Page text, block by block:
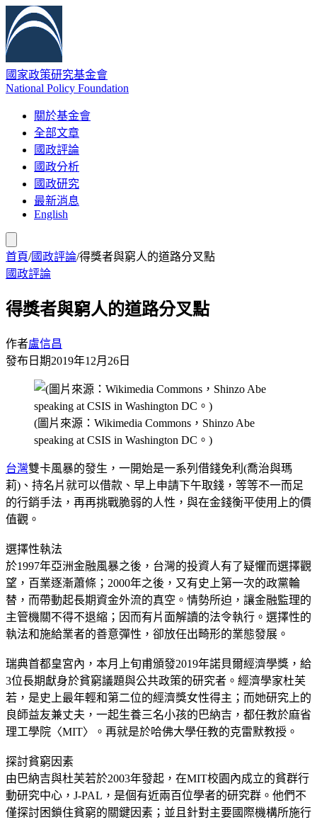
國家政策研究基金會
National Policy Foundation
關於基金會
全部文章
國政評論
國政分析
國政研究
最新消息
English
首頁/國政評論/得獎者與窮人的道路分叉點
國政評論
得獎者與窮人的道路分叉點
作者盧信昌
發布日期2019年12月26日
(圖片來源：Wikimedia Commons，Shinzo Abe
speaking at CSIS in Washington DC。)
台灣雙卡風暴的發生，一開始是一系列借錢免利(喬治與瑪
莉)、持名片就可以借款、早上申請下午取錢，等等不一而足
的行銷手法，再再挑戰脆弱的人性，與在金錢衡平使用上的價
值觀。
選擇性執法
於1997年亞洲金融風暴之後，台灣的投資人有了疑懼而選擇觀
望，百業逐漸蕭條；2000年之後，又有史上第一次的政黨輪
替，而帶動起長期資金外流的真空。情勢所迫，讓金融監理的
主管機關不得不退縮；因而有片面解讀的法令執行。選擇性的
執法和施給業者的善意彈性，卻放任出畸形的業態發展。
瑞典首都皇宮內，本月上旬甫頒發2019年諾貝爾經濟學獎，給
3位長期獻身於貧窮議題與公共政策的研究者。經濟學家杜芙
若，是史上最年輕和第二位的經濟獎女性得主；而她研究上的
良師益友兼丈夫，一起生養三名小孩的巴納吉，都任教於麻省
理工學院〈MIT〉。再就是於哈佛大學任教的克雷默教授。
探討貧窮因素
由巴納吉與杜芙若於2003年發起，在MIT校園內成立的貧群行
動研究中心，J-PAL，是個有近兩百位學者的研究群。他們不
僅探討困鎖住貧窮的關鍵因素；並且針對主要國際機構所施行